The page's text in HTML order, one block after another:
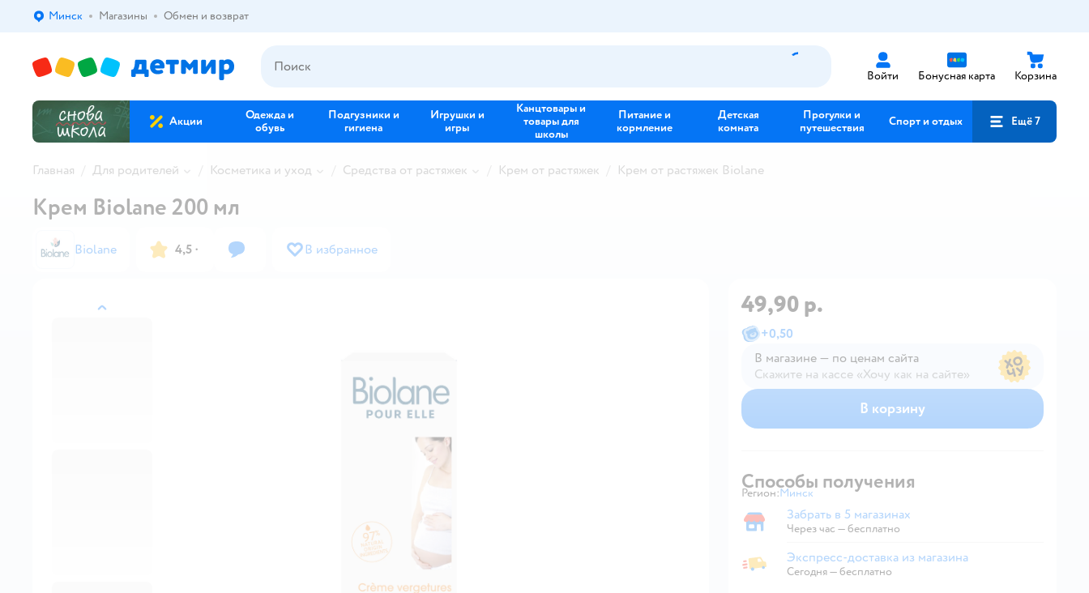
Выбор адреса доставки.
Минск Магазины Обмен и возврат
Войти Бонусная карта Корзина
Акции
Одежда и
обувь
Подгузники и
гигиена
Игрушки и
игры
Канцтовары и
товары для
школы
Питание и
кормление
Детская
комната
Прогулки и
путешествия
Спорт и отдых Ещё 7
Главная Для родителей Косметика и уход Средства от растяжек Крем от растяжек Крем от растяжек Biolane
назад
Крем Biolane 200 мл
Biolane 4,5 · В избранное
49,90 р.
+0,50
В магазине — по ценам сайта
Скажите на кассе «Хочу как на сайте»
В магазине — по ценам сайта
В корзину
Способы получения
Регион: Выбор адреса доставки.
Минск
Забрать в магазине
Забрать в 5 магазинах
Через час — бесплатно
Экспресс-доставка из магазина
Экспресс-доставка из магазина
Сегодня—бесплатно